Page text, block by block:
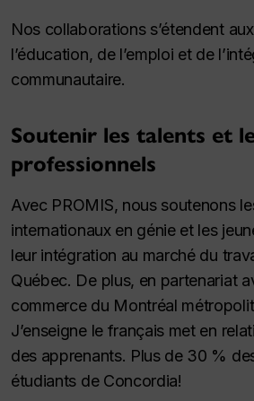
Nos collaborations s’étendent
l’éducation, de l’emploi et de
communautaire.
Soutenir les talents et
professionnels
Avec PROMIS, nous soutenons
internationaux en génie et les
leur intégration au marché du
Québec. De plus, en partenariat
commerce du Montréal
J’enseigne le français met en
des apprenants. Plus de 30 %
étudiants de Concordia!